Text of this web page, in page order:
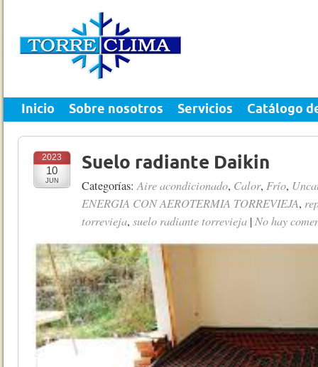
Inicio Sobre nosotros Servicios Catálogo
2023
10
JUN
Suelo radiante Daikin
Categorías:Aire acondicionado, Calor, Frío,
ENERGIA CON AEROTERMIA TORREVIEJA,
torrevieja, suelo radiante torrevieja | No hay